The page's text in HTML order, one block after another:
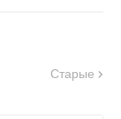
Старые